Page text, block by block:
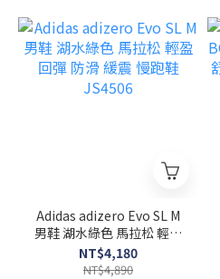
Adidas adizero Evo SL M
男鞋 湖水綠色 馬拉松 輕盈
回彈 防滑 緩震 慢跑鞋
JS4506
NT$4,180
NT$4,890